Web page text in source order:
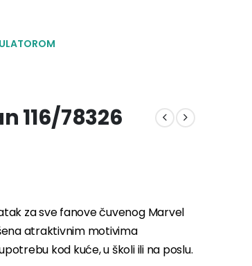
116/78326
za sve fanove čuvenog Marvel
atraktivnim motivima
kod kuće, u školi ili na poslu.